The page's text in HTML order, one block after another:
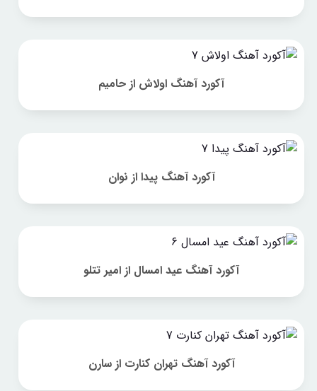
آکورد آهنگ اولاش از حامیم
آکورد آهنگ پیدا از نوان
آکورد آهنگ عید امسال از امیر تتلو
آکورد آهنگ تهران کنارت از سارن